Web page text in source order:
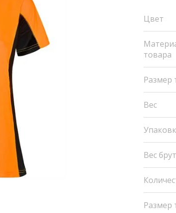
Цвет
товара
Размер
Вес
Вес
Размер